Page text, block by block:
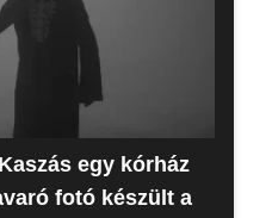
egy kórház
fotó készült a